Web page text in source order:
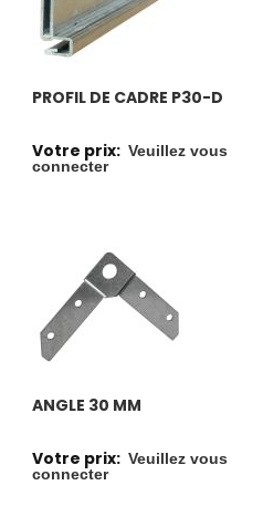
PROFIL DE CADRE P30-D
Votre prix: Veuillez vous
connecter
ANGLE 30 MM
Votre prix: Veuillez vous
connecter